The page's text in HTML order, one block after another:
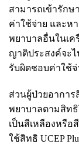
สามารถเข้ารักษ
ค่าใช้จ่าย และห
พยาบาลอื่นในเค
ญาติประสงค์จะไ
รับผิดชอบค่าใช้จ่
ส่วนผู้ป่วยอาการ
พยาบาลตามสิทธิ
เป็นสีเหลืองหรือ
ใช้สิทธิ UCEP